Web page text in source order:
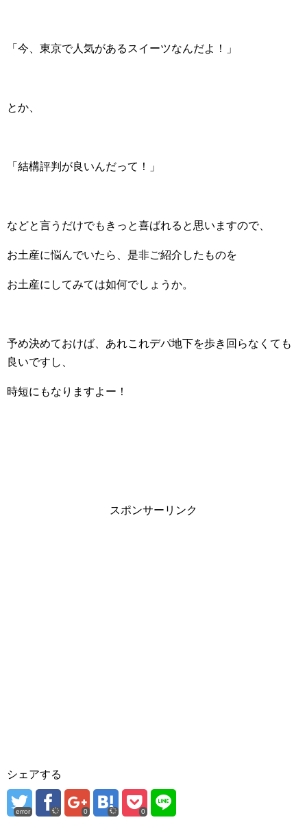
「今、東京で人気があるスイーツなんだよ！」
とか、
「結構評判が良いんだって！」
などと言うだけでもきっと喜ばれると思いますので、
お土産に悩んでいたら、是非ご紹介したものを
お土産にしてみては如何でしょうか。
予め決めておけば、あれこれデパ地下を歩き回らなくても
良いですし、
時短にもなりますよー！
スポンサーリンク
シェアする
error 0 0